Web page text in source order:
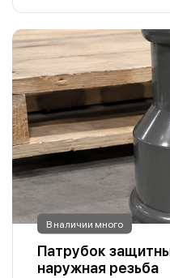
В наличии много
Патрубок
наружная резьба